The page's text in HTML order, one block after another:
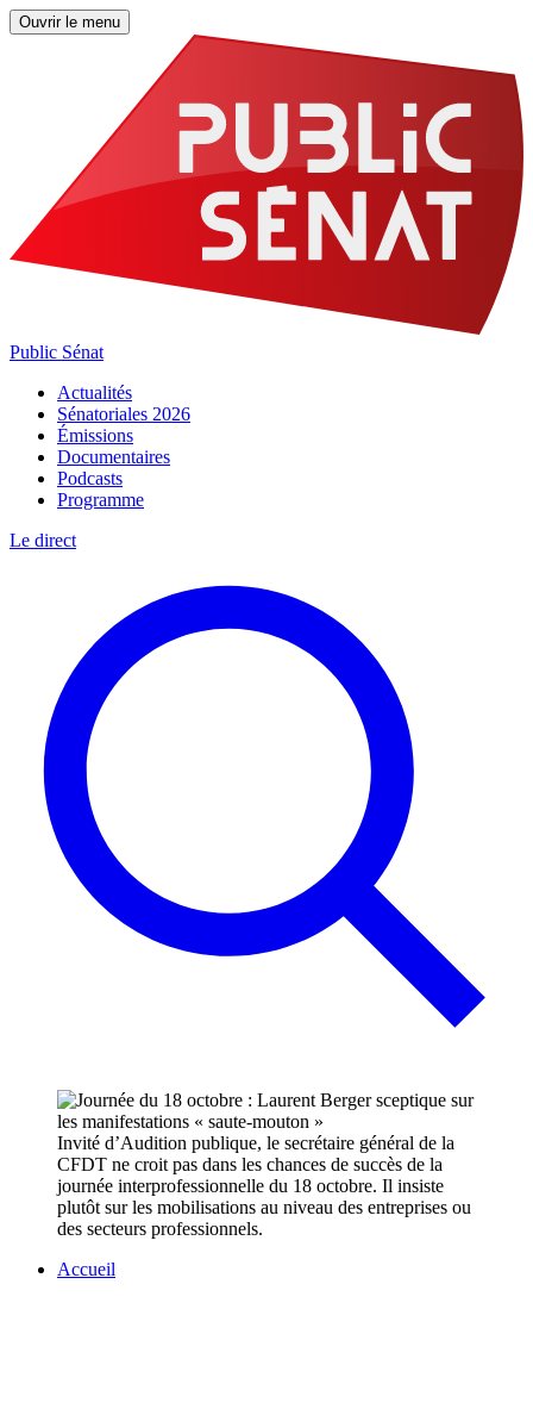
Ouvrir le menu
Public Sénat
Actualités
Sénatoriales 2026
Émissions
Documentaires
Podcasts
Programme
Le direct
Invité d’Audition publique, le secrétaire général de la
CFDT ne croit pas dans les chances de succès de la
journée interprofessionnelle du 18 octobre. Il insiste
plutôt sur les mobilisations au niveau des entreprises ou
des secteurs professionnels.
Accueil